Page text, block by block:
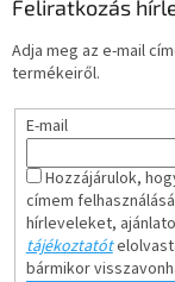
Feliratkozás
Adja meg az e-mail
termékeiről.
E-mail
Hozzájárulok,
címem
hírleveleket,
tájékoztatót
bármikor